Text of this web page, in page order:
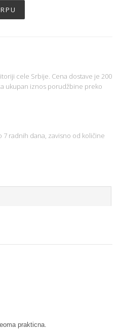
cele Srbije. Cena dostave je 200
ukupan iznos porudžbine preko
7 radnih dana, zavisno od količine
prakticna.